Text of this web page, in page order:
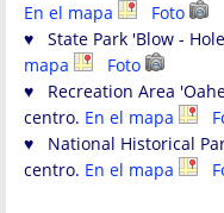
En el mapa
Foto
♥ State Park 'Blow -
mapa
Foto
♥ Recreation Area
centro. En el mapa
♥ National Historical
centro. En el mapa